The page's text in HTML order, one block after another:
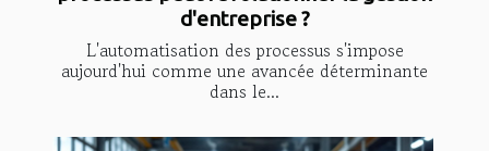
d'entreprise ?
L'automatisation des processus s'impose
aujourd'hui comme une avancée déterminante
dans le...